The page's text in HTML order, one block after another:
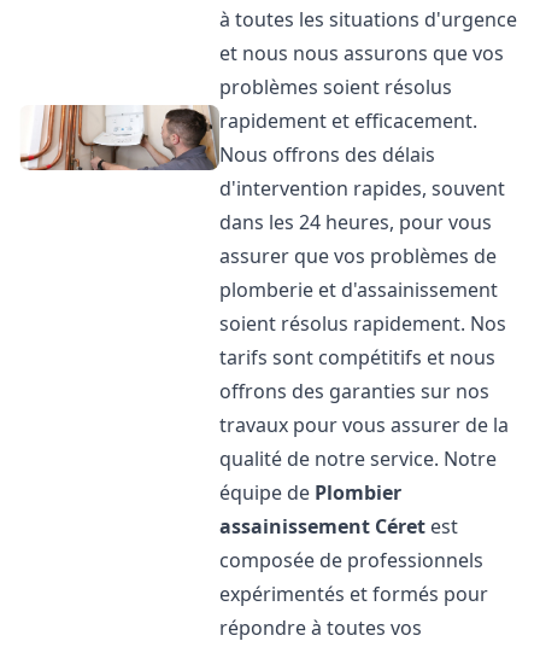
à toutes les situations d'urgence
et nous nous assurons que vos
problèmes soient résolus
rapidement et efficacement.
Nous offrons des délais
d'intervention rapides, souvent
dans les 24 heures, pour vous
assurer que vos problèmes de
plomberie et d'assainissement
soient résolus rapidement. Nos
tarifs sont compétitifs et nous
offrons des garanties sur nos
travaux pour vous assurer de la
qualité de notre service. Notre
équipe de Plombier
assainissement Céret est
composée de professionnels
expérimentés et formés pour
répondre à toutes vos